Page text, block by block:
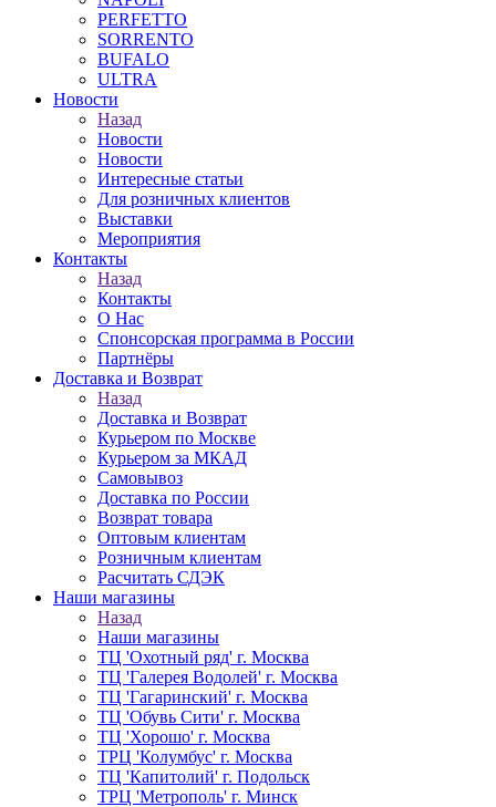
PERFETTO
SORRENTO
BUFALO
ULTRA
Новости
Назад
Новости
Новости
Интересные статьи
Для розничных клиентов
Выставки
Мероприятия
Контакты
Назад
Контакты
О Нас
Спонсорская программа в России
Партнёры
Доставка и Возврат
Назад
Доставка и Возврат
Курьером по Москве
Курьером за МКАД
Самовывоз
Доставка по России
Возврат товара
Оптовым клиентам
Розничным клиентам
Расчитать СДЭК
Наши магазины
Назад
Наши магазины
ТЦ 'Охотный ряд' г. Москва
ТЦ 'Галерея Водолей' г. Москва
ТЦ 'Гагаринский' г. Москва
ТЦ 'Обувь Сити' г. Москва
ТЦ 'Хорошо' г. Москва
ТРЦ 'Колумбус' г. Москва
ТЦ 'Капитолий' г. Подольск
ТРЦ 'Метрополь' г. Минск